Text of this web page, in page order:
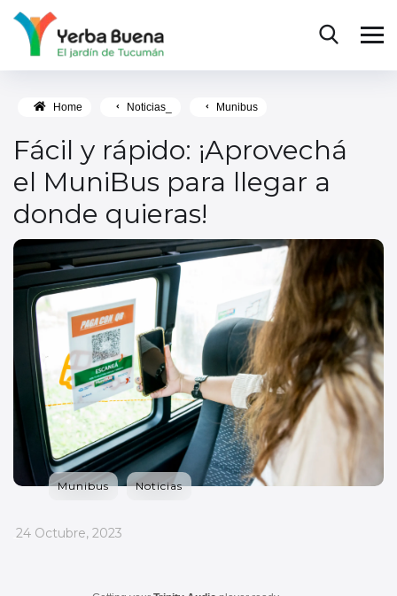
Home Noticias_ Munibus
Fácil y rápido: ¡Aprovechá
el MuniBus para llegar a
donde quieras!
Munibus Noticias
_
24 Octubre, 2023